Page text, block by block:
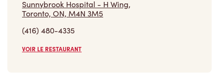
Sunnybrook Hospital - H Wing,
Toronto, ON, M4N 3M5
(416) 480-4335
VOIR LE RESTAURANT